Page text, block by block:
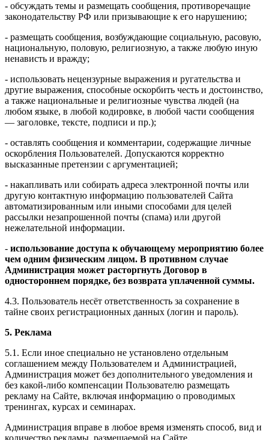
- обсуждать темы и размещать сообщения, противоречащие
законодательству РФ или призывающие к его нарушению;
- размещать сообщения, возбуждающие социальную, расовую,
национальную, половую, религиозную, а также любую иную
ненависть и вражду;
- использовать нецензурные выражения и ругательства и
другие выражения, способные оскорбить честь и достоинство,
а также национальные и религиозные чувства людей (на
любом языке, в любой кодировке, в любой части сообщения
— заголовке, тексте, подписи и пр.);
- оставлять сообщения и комментарии, содержащие личные
оскорбления Пользователей. Допускаются корректно
высказанные претензии с аргументацией;
- накапливать или собирать адреса электронной почты или
другую контактную информацию пользователей Сайта
автоматизированным или иными способами для целей
рассылки незапрошенной почты (спама) или другой
нежелательной информации.
- использование доступа к обучающему мероприятию более
чем одним физическим лицом. В противном случае
Администрация может расторгнуть Договор в
одностороннем порядке, без возврата уплаченной суммы.
4.3. Пользователь несёт ответственность за сохранение в
тайне своих регистрационных данных (логин и пароль).
5. Реклама
5.1. Если иное специально не установлено отдельным
соглашением между Пользователем и Администрацией,
Администрация может без дополнительного уведомления и
без какой-либо компенсации Пользователю размещать
рекламу на Сайте, включая информацию о проводимых
тренингах, курсах и семинарах.
Администрация вправе в любое время изменять способ, вид и
количество рекламы, размещаемой на Сайте.